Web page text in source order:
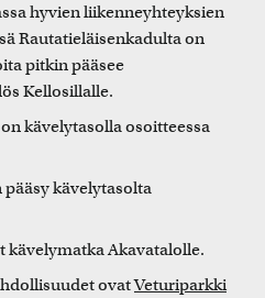
hyvien liikenneyhteyksien
Rautatieläisenkadulta on
pitkin pääsee
Kellosillalle.
kävelytasolla osoitteessa
kävelytasolta
kävelymatka Akavatalolle.
ovatVeturiparkki